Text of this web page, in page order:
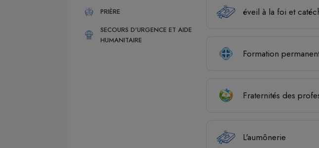
PRIÈRE
SECOURS D'URGENCE ET AIDE
HUMANITAIRE
éveil à la foi et
Formation
Fraternités des
L'aumônerie